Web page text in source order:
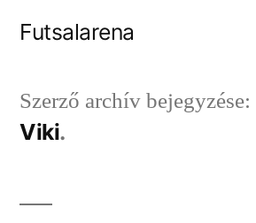
Futsalarena
Szerző archív bejegyzése:
Viki